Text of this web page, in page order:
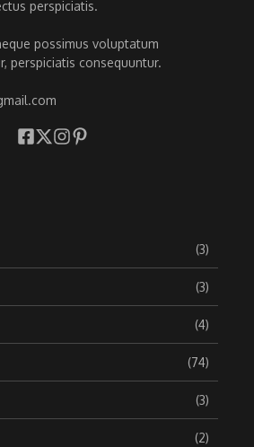
perspiciatis.
possimus voluptatum
perspiciatis consequuntur.
(3)
(3)
(4)
(74)
(3)
(2)